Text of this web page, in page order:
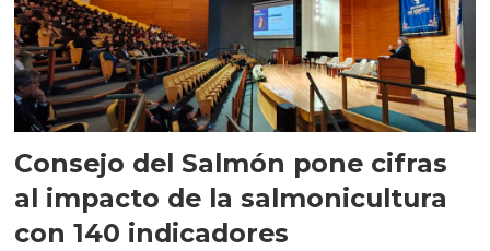
Consejo del Salmón pone cifras
al impacto de la salmonicultura
con 140 indicadores